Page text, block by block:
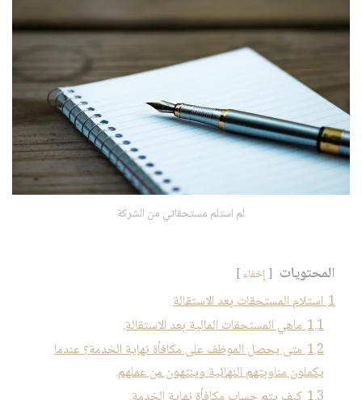
لم استلم مستحقاتي من الشركة
المحتويات إخفاء
1 استلام المستحقات بعد الاستقالة
1.1 ماهي المستحقات المالية بعد الاستقالة.
1.2 متى يحصل الموظف على مكافأة نهاية الخدمة؟ عندما
يكملون مناوبتهم النهائية وينتهون من عملهم.